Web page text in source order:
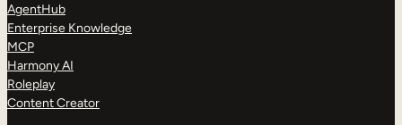
AgentHub
Enterprise Knowledge
MCP
Harmony AI
Roleplay
Content Creator